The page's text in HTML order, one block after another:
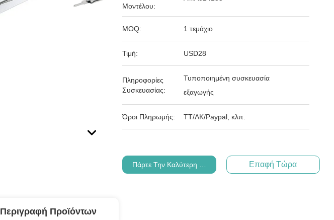
Μοντέλου:
MOQ: 1 τεμάχιο
Τιμή: USD28
Πληροφορίες
Συσκευασίας:
Τυποποιημένη συσκευασία
εξαγωγής
Όροι Πληρωμής: ΤΤ/ΛΚ/Paypal, κλπ.
Πάρτε Την Καλύτερη Τιμή Επαφή Τώρα
Περιγραφή Προϊόντων